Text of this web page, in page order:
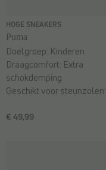
HOGE SNEAKERS
Puma
€ 49,99
Doelgroep: Kinderen
Draagcomfort: Extra
schokdemping
Geschikt voor steunzolen: